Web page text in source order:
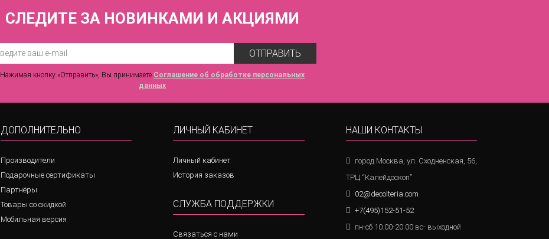
СЛЕДИТЕ ЗА НОВИНКАМИ И АКЦИЯМИ
ОТПРАВИТЬ
Нажимая кнопку «Отправить», Вы принимаете Соглашение об обработке персональных
данных
ДОПОЛНИТЕЛЬНО
Производители
Подарочные сертификаты
Партнёры
Товары со скидкой
Мобильная версия
ЛИЧНЫЙ КАБИНЕТ
Личный кабинет
История заказов
СЛУЖБА ПОДДЕРЖКИ
Связаться с нами
НАШИ КОНТАКТЫ
город Москва, ул. Сходненская, 56,
ТРЦ “Калейдоскоп”
02@decolteria.com
+7(495)152-51-52
пн-сб 10.00-20.00 вс- выходной